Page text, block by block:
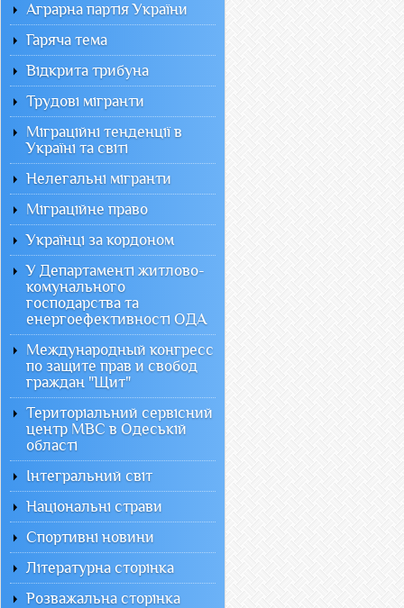
Аграрна партія України
Гаряча тема
Відкрита трибуна
Трудові мігранти
Міграційні тенденції в
Україні та світі
Нелегальні мігранти
Міграційне право
Українці за кордоном
У Департаменті житлово-
комунального
господарства та
енергоефективності ОДА
Международный конгресс
по защите прав и свобод
граждан "Щит"
Територіальний сервісний
центр МВС в Одеській
області
Інтегральний світ
Національні страви
Спортивні новини
Літературна сторінка
Розважальна сторінка